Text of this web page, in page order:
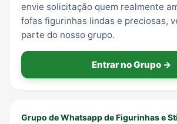
envie solicitação quem realmente
fofas figurinhas lindas e preciosas,
parte do nosso grupo.
Entrar no Grupo →
Grupo de Whatsapp de Figurinhas e